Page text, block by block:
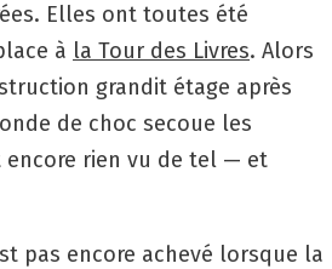
Elles ont toutes été
à la Tour des Livres. Alors
grandit étage après
de choc secoue les
encore rien vu de tel — et
pas encore achevé lorsque la